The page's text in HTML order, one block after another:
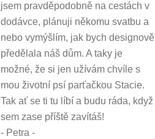
jsem pravděpodobně na cestách v
dodávce, plánuji někomu svatbu a
nebo vymýšlím, jak bych designově
předělala náš dům.A taky je
možné, že si jen užívám chvíle s
mou životní psí parťačkou Stacie.
Tak ať se ti tu líbí a budu ráda, když
sem zase příště zavítáš!
- Petra -